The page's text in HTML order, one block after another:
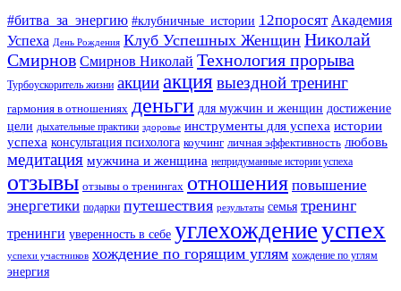
#битва_за_энергию #клубничные_истории 12поросят Академия
Успеха День Рождения Клуб Успешных Женщин Николай
Смирнов Смирнов Николай Технология прорыва
Турбоускоритель жизни акцииакция выездной тренинг
гармония в отношениях деньги для мужчин и женщин достижение
цели дыхательные практики здоровье инструменты для успеха истории
успеха консультация психолога коучинг личная эффективность любовь
медитация мужчина и женщина непридуманные истории успеха
отзывы отзывы о тренингах отношения повышение
энергетики подарки путешествия результаты семья тренинг
тренинги уверенность в себе углехождениеуспех
успехи участников хождение по горящим углям хождение по углям
энергия